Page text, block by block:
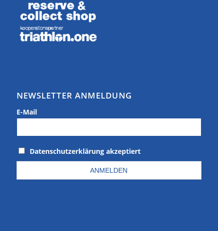
NEWSLETTER ANMELDUNG
E-Mail
Datenschutzerklärung akzeptiert